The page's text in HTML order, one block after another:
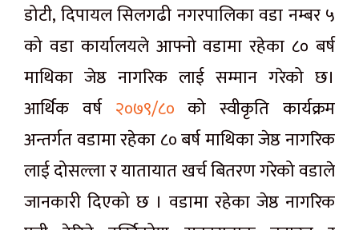
डोटी, दिपायल सिलगढी नगरपालिका वडा नम्बर ५
को वडा कार्यालयले आफ्नो वडामा रहेका ८० बर्ष
माथिका जेष्ठ नागरिक लाई सम्मान गरेको छ।
आर्थिक वर्ष २०७९/८० को स्वीकृति कार्यक्रम
अन्तर्गत वडामा रहेका ८० बर्ष माथिका जेष्ठ नागरिक
लाई दोसल्ला र यातायात खर्च बितरण गरेको वडाले
जानकारी दिएको छ । वडामा रहेका जेष्ठ नागरिक